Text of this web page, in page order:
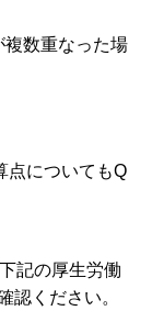
数重なった場
点についてもQ
記の厚生労働
認ください。